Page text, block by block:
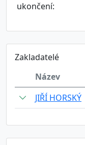
ukončení:
Zakladatelé
Název
JIŘÍ HORSKÝ